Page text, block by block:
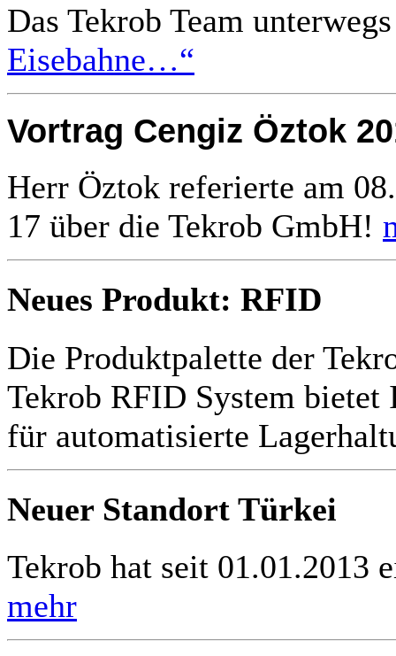
Das Tekrob Team
Eisebahne…“
Vortrag Cengiz Öztok
Herr Öztok referierte am
17 über die Tekrob GmbH!
Neues Produkt: RFID
Die Produktpalette der
Tekrob RFID System bietet
für automatisierte
Neuer Standort Türkei
Tekrob hat seit 01.01.2013
mehr